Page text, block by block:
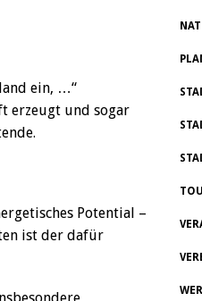
ein, …“
erzeugt und sogar
Potential –
ist der dafür